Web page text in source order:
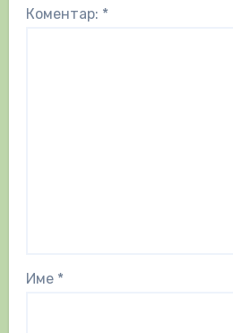
Коментар: *
Име *